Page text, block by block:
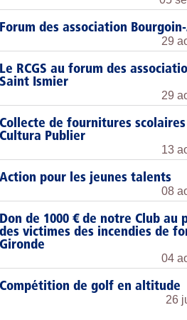
des association
29
RCGS au forum des
Ismier
29
de fournitures
Publier
13
pour les jeunes talents
08
de 1000 € de notre Club au
victimes des incendies de
04
de golf en altitude
26